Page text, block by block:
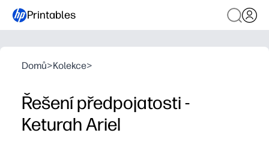
Printables
Domů>Kolekce>
Řešení předpojatosti -
Keturah Ariel